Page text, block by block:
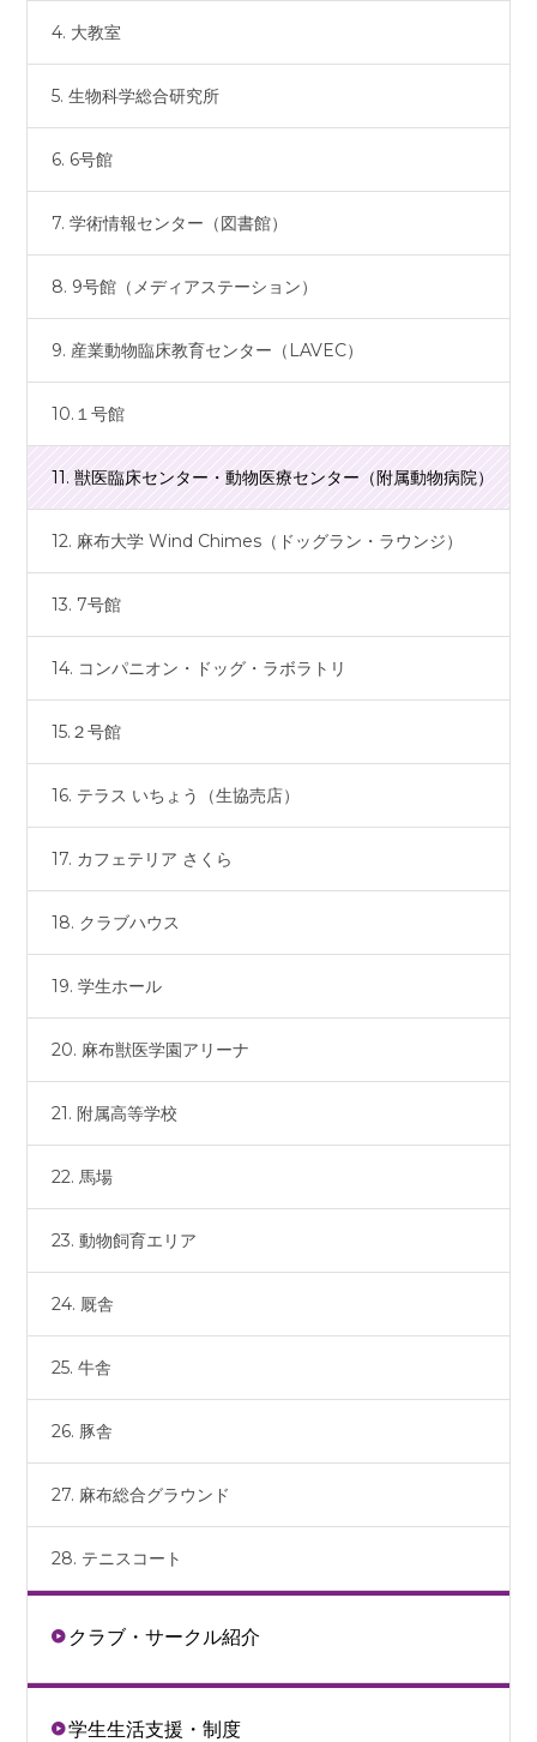
4. 大教室
5. 生物科学総合研究所
6. 6号館
7. 学術情報センター（図書館）
8. 9号館（メディアステーション）
9. 産業動物臨床教育センター（LAVEC）
10.１号館
11. 獣医臨床センター・動物医療センター（附属動物病院）
12. 麻布大学 Wind Chimes（ドッグラン・ラウンジ）
13. 7号館
14. コンパニオン・ドッグ・ラボラトリ
15.２号館
16. テラス いちょう（生協売店）
17. カフェテリア さくら
18. クラブハウス
19. 学生ホール
20. 麻布獣医学園アリーナ
21. 附属高等学校
22. 馬場
23. 動物飼育エリア
24. 厩舎
25. 牛舎
26. 豚舎
27. 麻布総合グラウンド
28. テニスコート
クラブ・サークル紹介
学生生活支援・制度